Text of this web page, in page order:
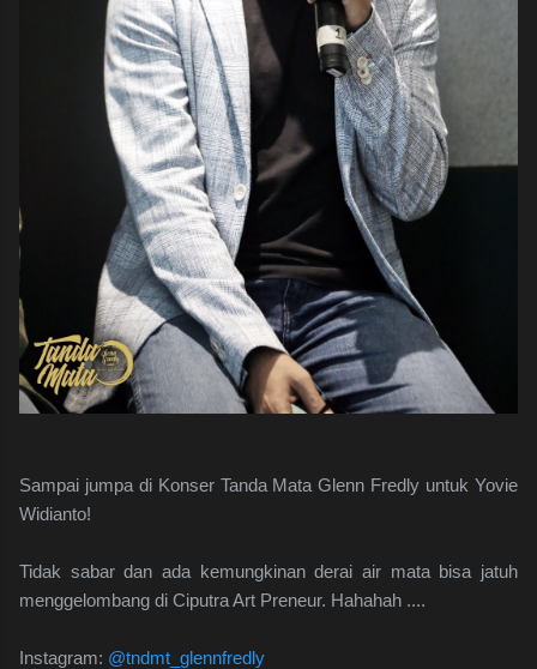
Sampai jumpa di Konser Tanda Mata Glenn Fredly untuk Yovie
Widianto!
Tidak sabar dan ada kemungkinan derai air mata bisa jatuh
menggelombang di Ciputra Art Preneur. Hahahah ....
Instagram: @tndmt_glennfredly